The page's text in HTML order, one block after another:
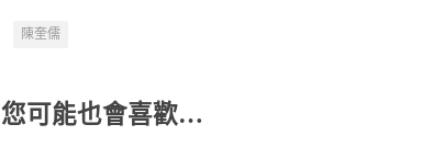
陳奎儒
您可能也會喜歡…